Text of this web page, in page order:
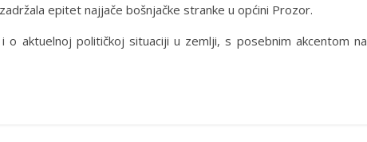
epitet najjače bošnjačke stranke u općini Prozor.
aktuelnoj političkoj situaciji u zemlji, s posebnim akcentom na